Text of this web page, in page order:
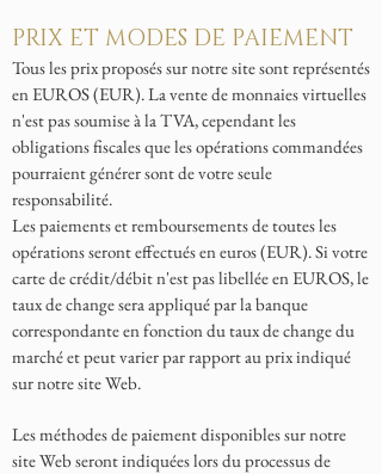
PRIX ET MODES DE PAIEMENT
Tous les prix proposés sur notre site sont représentés
en EUROS (EUR). La vente de monnaies virtuelles
n'est pas soumise à la TVA, cependant les
obligations fiscales que les opérations commandées
pourraient générer sont de votre seule
responsabilité.
Les paiements et remboursements de toutes les
opérations seront effectués en euros (EUR). Si votre
carte de crédit/débit n'est pas libellée en EUROS, le
taux de change sera appliqué par la banque
correspondante en fonction du taux de change du
marché et peut varier par rapport au prix indiqué
sur notre site Web.
Les méthodes de paiement disponibles sur notre
site Web seront indiquées lors du processus de